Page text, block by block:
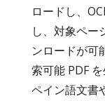
ロードし、
し、対象ペー
ンロードが可
索可能 PDF
ペイン語文書